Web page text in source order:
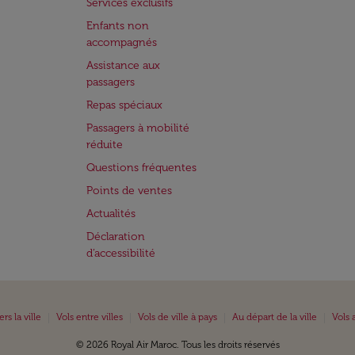
Services exclusifs
Enfants non
accompagnés
Assistance aux
passagers
Repas spéciaux
Passagers à mobilité
réduite
Questions fréquentes
Points de ventes
Actualités
Déclaration
d’accessibilité
la ville Vols entre villes Vols de ville à pays Au départ de la ville Vols
© 2026 Royal Air Maroc. Tous les droits réservés